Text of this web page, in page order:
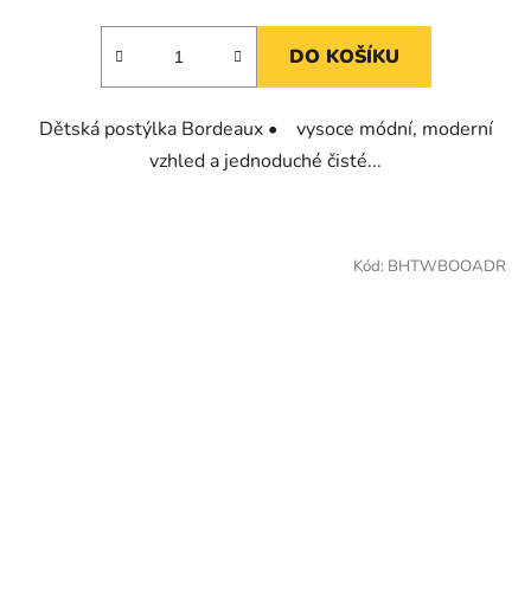
DO KOŠÍKU
Dětská postýlka Bordeaux • vysoce módní, moderní
vzhled a jednoduché čisté...
Kód: BHTWBOOADR